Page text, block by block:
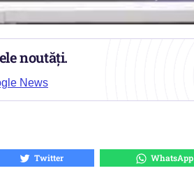
noutăți.
News
Twitter WhatsApp